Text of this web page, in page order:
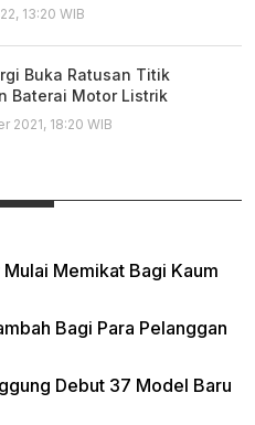
13:20 WIB
Buka Ratusan Titik
Baterai Motor Listrik
2021, 18:20 WIB
Memikat Bagi Kaum
Bagi Para Pelanggan
Debut 37 Model Baru